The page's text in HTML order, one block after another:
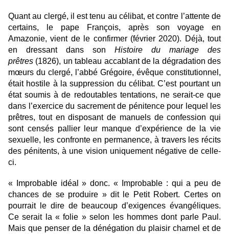
Quant au clergé, il est tenu au célibat, et contre l’attente de
certains, le pape François, après son voyage en
Amazonie, vient de le confirmer (février 2020). Déjà, tout
en dressant dans son Histoire du mariage des
prêtres (1826), un tableau accablant de la dégradation des
mœurs du clergé, l’abbé Grégoire, évêque constitutionnel,
était hostile à la suppression du célibat. C’est pourtant un
état soumis à de redoutables tentations, ne serait-ce que
dans l’exercice du sacrement de pénitence pour lequel les
prêtres, tout en disposant de manuels de confession qui
sont censés pallier leur manque d’expérience de la vie
sexuelle, les confronte en permanence, à travers les récits
des pénitents, à une vision uniquement négative de celle-
ci.
« Improbable idéal » donc. « Improbable : qui a peu de
chances de se produire » dit le Petit Robert. Certes on
pourrait le dire de beaucoup d’exigences évangéliques.
Ce serait la « folie » selon les hommes dont parle Paul.
Mais que penser de la dénégation du plaisir charnel et de